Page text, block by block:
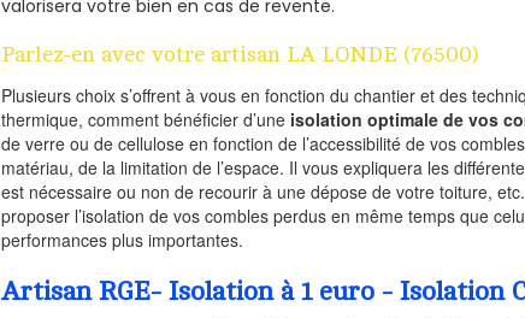
valorisera votre bien en cas de revente.
Parlez-en avec votre artisan LA LONDE (76500)
Plusieurs choix s’offrent à vous en fonction du chantier et des
thermique, comment bénéficier d’une isolation optimale de vos
de verre ou de cellulose en fonction de l’accessibilité de vos
matériau, de la limitation de l’espace. Il vous expliquera les
est nécessaire ou non de recourir à une dépose de votre toiture,
proposer l’isolation de vos combles perdus en même temps que
performances plus importantes.
Artisan RGE- Isolation à 1 euro - Isolation